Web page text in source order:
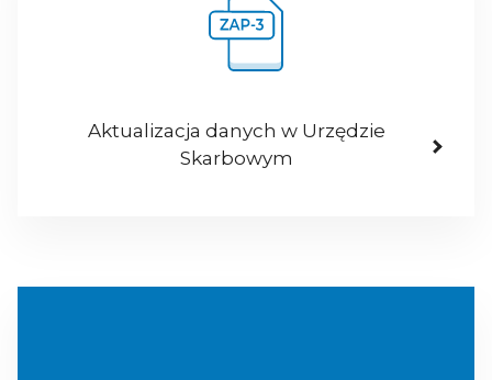
Aktualizacja danych w Urzędzie
Skarbowym